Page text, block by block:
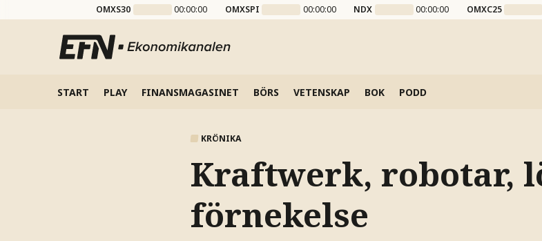
OMXS30 00:00:00 OMXSPI 00:00:00 NDX 00:00:00 OMXC25
START PLAY FINANSMAGASINET BÖRS VETENSKAP BOK PODD
KRÖNIKA
Kraftwerk, robotar,
förnekelse